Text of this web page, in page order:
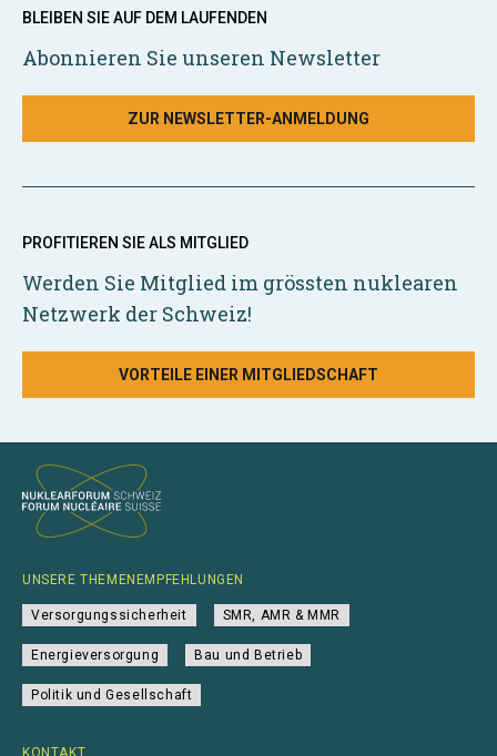
BLEIBEN SIE AUF DEM LAUFENDEN
Abonnieren Sie unseren Newsletter
ZUR NEWSLETTER-ANMELDUNG
PROFITIEREN SIE ALS MITGLIED
Werden Sie Mitglied im grössten nuklearen
Netzwerk der Schweiz!
VORTEILE EINER MITGLIEDSCHAFT
KONTAKT
UNSERE THEMENEMPFEHLUNGEN
Versorgungssicherheit SMR, AMR & MMR
Energieversorgung Bau und Betrieb
Politik und Gesellschaft